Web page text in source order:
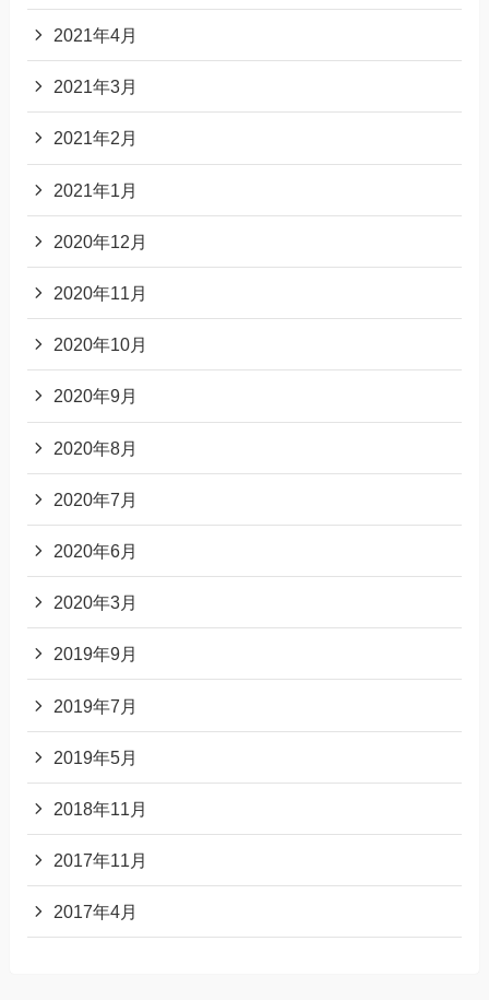
2021年4月
2021年3月
2021年2月
2021年1月
2020年12月
2020年11月
2020年10月
2020年9月
2020年8月
2020年7月
2020年6月
2020年3月
2019年9月
2019年7月
2019年5月
2018年11月
2017年11月
2017年4月